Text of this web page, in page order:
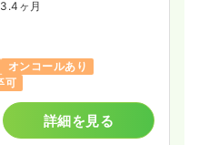
ヶ月
オンコールあり
可
詳細を見る